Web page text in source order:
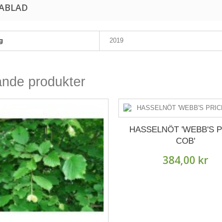
2019
produkter
HASSELNÖT 'WEBB'S
COB'
384,00 kr